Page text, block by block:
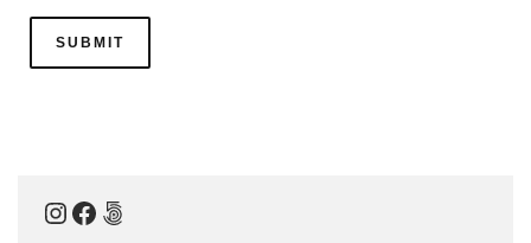
Instagram
Facebook
500px